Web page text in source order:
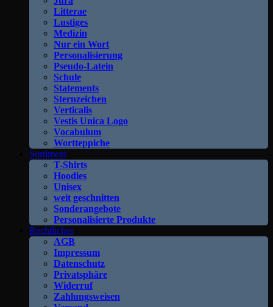
Litterae
Lustiges
Medizin
Nur ein Wort
Personalisierung
Pseudo-Latein
Schule
Statements
Sternzeichen
Verticalis
Vestis Unica Logo
Vocabulum
Wortteppiche
Sortiment
T-Shirts
Hoodies
Unisex
weit geschnitten
Sonderangebote
Personalisierte Produkte
Rechtliches
AGB
Impressum
Datenschutz
Privatsphäre
Widerruf
Zahlungsweisen